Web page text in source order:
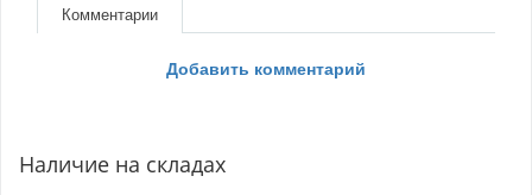
Комментарии
Добавить комментарий
Наличие на складах